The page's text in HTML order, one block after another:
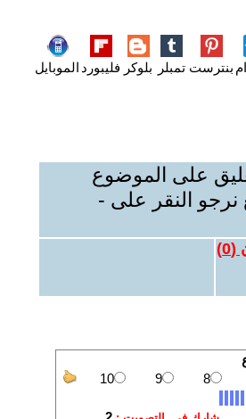
بنترست تمبلر بلوكر فليبورد الموبايل
على الموضوع
نرجو النقر على -
(
0
)